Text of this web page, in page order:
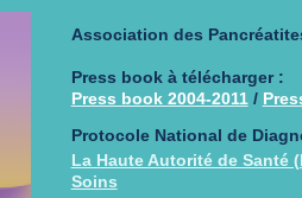
Association des
Press book à télécharger :
Press book 2004-2011/
Protocole National de
La Haute Autorité de Santé
Soins